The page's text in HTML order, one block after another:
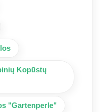
Kopūstų
"Gartenperle"